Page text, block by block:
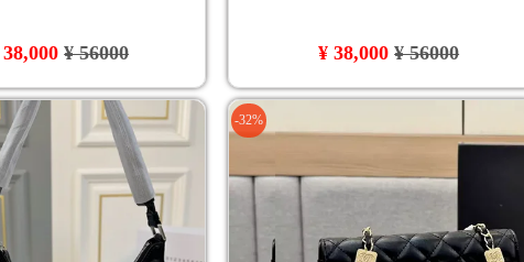
38,000¥ 56000 ¥ 38,000¥ 56000
-32%